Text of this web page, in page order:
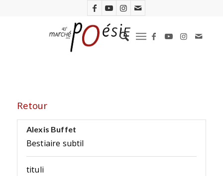
Retour
Alexis Buffet
Bestiaire subtil
tituli